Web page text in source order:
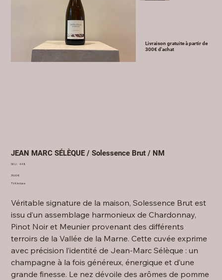
JEAN MARC SÉLÈQUE / Solessence Brut / NM
SKU : SKU
448
Prix
39,00 €
TVA Incluse
Véritable signature de la maison, Solessence Brut est
issu d’un assemblage harmonieux de Chardonnay,
Pinot Noir et Meunier provenant des différents
terroirs de la Vallée de la Marne. Cette cuvée exprime
avec précision l’identité de Jean-Marc Sélèque : un
champagne à la fois généreux, énergique et d’une
grande finesse. Le nez dévoile des arômes de pomme
Livraison gratuite à partir de
300€ d'achat